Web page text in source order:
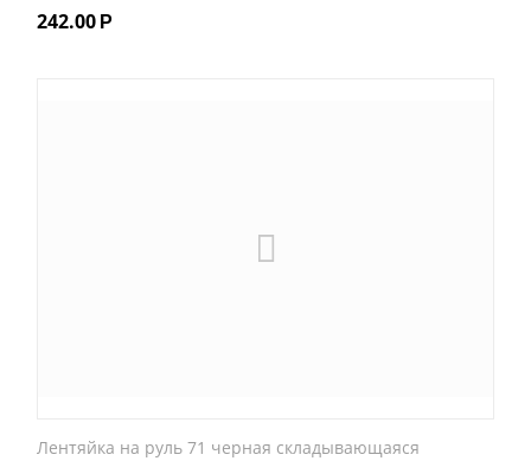
242.00 Р
Лентяйка на руль 71 черная складывающаяся